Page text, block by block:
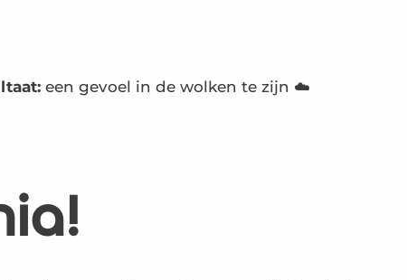
een gevoel in de wolken te zijn ☁️